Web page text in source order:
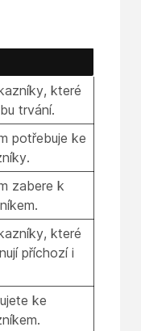
které
trvání.
potřebuje ke
zabere k
které
příchozí i
ke